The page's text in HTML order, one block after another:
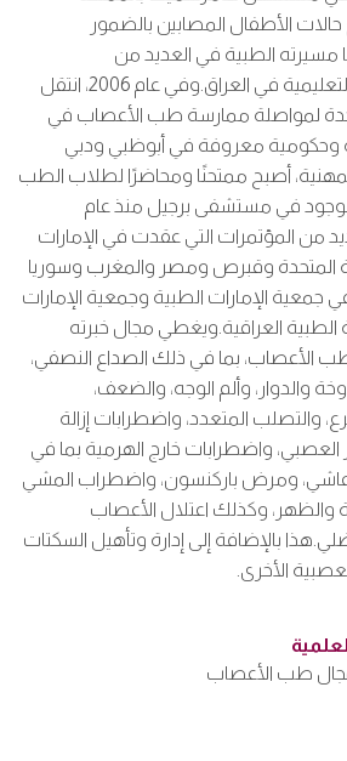
الأطفال المصابين بالضمور
مسيرته الطبية في العديد من
المستشفيات الحكومية التعليمية في العراق.وفي عام 2006، انتقل
لمواصلة ممارسة طب الأعصاب في
وحكومية معروفة في أبوظبي ودبي
أصبح ممتحنًا ومحاضرًا لطلاب الطب
موجود في مستشفى برجيل منذ عام
من المؤتمرات التي عقدت في الإمارات
المتحدة وقبرص ومصر والمغرب وسوريا
جمعية الإمارات الطبية وجمعية الإمارات
العراقية.ويغطي مجال خبرته
الأعصاب، بما في ذلك الصداع النصفي،
والدوار، وألم الوجه، والضعف،
والتصلب المتعدد، واضطرابات إزالة
العصبي، واضطرابات خارج الهرمية بما في
ومرض باركنسون، واضطراب المشي
والظهر، وكذلك اعتلال الأعصاب
بالإضافة إلى إدارة وتأهيل السكتات
الأخرى.
طب الأعصاب